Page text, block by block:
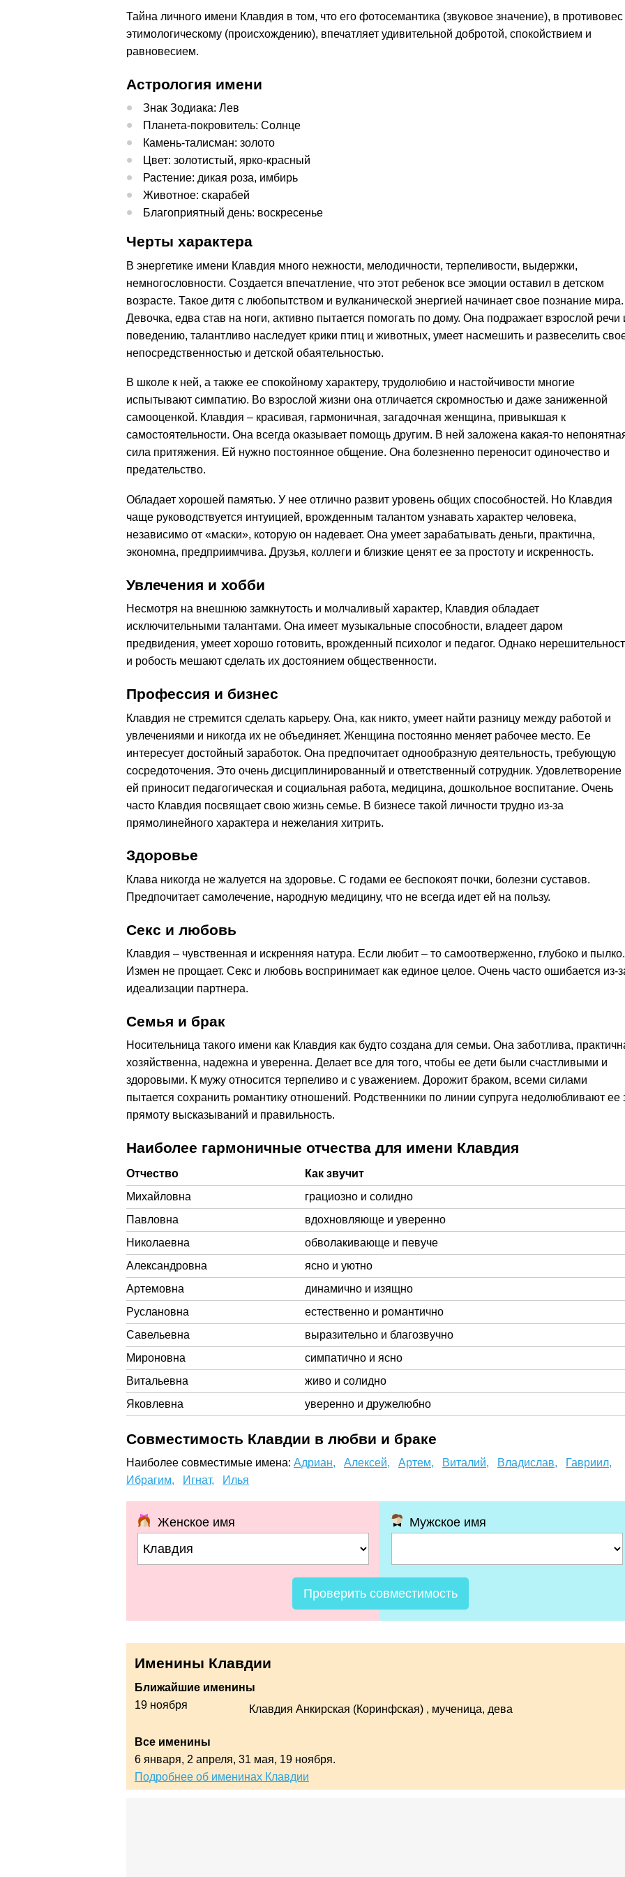
Тайна личного имени Клавдия в том, что его фотосемантика (звуковое значение), в противовес
этимологическому (происхождению), впечатляет удивительной добротой, спокойствием и
равновесием.
Астрология имени
Знак Зодиака: Лев
Планета-покровитель: Солнце
Камень-талисман: золото
Цвет: золотистый, ярко-красный
Растение: дикая роза, имбирь
Животное: скарабей
Благоприятный день: воскресенье
Черты характера
В энергетике имени Клавдия много нежности, мелодичности, терпеливости, выдержки,
немногословности. Создается впечатление, что этот ребенок все эмоции оставил в детском
возрасте. Такое дитя с любопытством и вулканической энергией начинает свое познание мира.
Девочка, едва став на ноги, активно пытается помогать по дому. Она подражает взрослой речи
поведению, талантливо наследует крики птиц и животных, умеет насмешить и развеселить
непосредственностью и детской обаятельностью.
В школе к ней, а также ее спокойному характеру, трудолюбию и настойчивости многие
испытывают симпатию. Во взрослой жизни она отличается скромностью и даже заниженной
самооценкой. Клавдия – красивая, гармоничная, загадочная женщина, привыкшая к
самостоятельности. Она всегда оказывает помощь другим. В ней заложена какая-то
сила притяжения. Ей нужно постоянное общение. Она болезненно переносит одиночество и
предательство.
Обладает хорошей памятью. У нее отлично развит уровень общих способностей. Но Клавдия
чаще руководствуется интуицией, врожденным талантом узнавать характер человека,
независимо от «маски», которую он надевает. Она умеет зарабатывать деньги, практична,
экономна, предприимчива. Друзья, коллеги и близкие ценят ее за простоту и искренность.
Увлечения и хобби
Несмотря на внешнюю замкнутость и молчаливый характер, Клавдия обладает
исключительными талантами. Она имеет музыкальные способности, владеет даром
предвидения, умеет хорошо готовить, врожденный психолог и педагог. Однако
и робость мешают сделать их достоянием общественности.
Профессия и бизнес
Клавдия не стремится сделать карьеру. Она, как никто, умеет найти разницу между работой и
увлечениями и никогда их не объединяет. Женщина постоянно меняет рабочее место. Ее
интересует достойный заработок. Она предпочитает однообразную деятельность, требующую
сосредоточения. Это очень дисциплинированный и ответственный сотрудник. Удовлетворение
ей приносит педагогическая и социальная работа, медицина, дошкольное воспитание. Очень
часто Клавдия посвящает свою жизнь семье. В бизнесе такой личности трудно из-за
прямолинейного характера и нежелания хитрить.
Здоровье
Клава никогда не жалуется на здоровье. С годами ее беспокоят почки, болезни суставов.
Предпочитает самолечение, народную медицину, что не всегда идет ей на пользу.
Секс и любовь
Клавдия – чувственная и искренняя натура. Если любит – то самоотверженно, глубоко и пылко.
Измен не прощает. Секс и любовь воспринимает как единое целое. Очень часто ошибается из-
идеализации партнера.
Семья и брак
Носительница такого имени как Клавдия как будто создана для семьи. Она заботлива,
хозяйственна, надежна и уверенна. Делает все для того, чтобы ее дети были счастливыми и
здоровыми. К мужу относится терпеливо и с уважением. Дорожит браком, всеми силами
пытается сохранить романтику отношений. Родственники по линии супруга недолюбливают ее
прямоту высказываний и правильность.
Наиболее гармоничные отчества для имени Клавдия
Отчество
Как звучит
Михайловна
грациозно и солидно
Павловна
вдохновляюще и уверенно
Николаевна
обволакивающе и певуче
Александровна
ясно и уютно
Артемовна
динамично и изящно
Руслановна
естественно и романтично
Савельевна
выразительно и благозвучно
Мироновна
симпатично и ясно
Витальевна
живо и солидно
Яковлевна
уверенно и дружелюбно
Совместимость Клавдии в любви и браке
Наиболее совместимые имена: Адриан, Алексей, Артем, Виталий, Владислав,
Гавриил,
Ибрагим,
Игнат, Илья
Женское имя Мужское имя
Проверить совместимость
Именины Клавдии
Ближайшие именины
19 ноября
Клавдия Анкирская (Коринфская) , мученица, дева
Все именины
6 января, 2 апреля, 31 мая, 19 ноября.
Подробнее об именинах Клавдии